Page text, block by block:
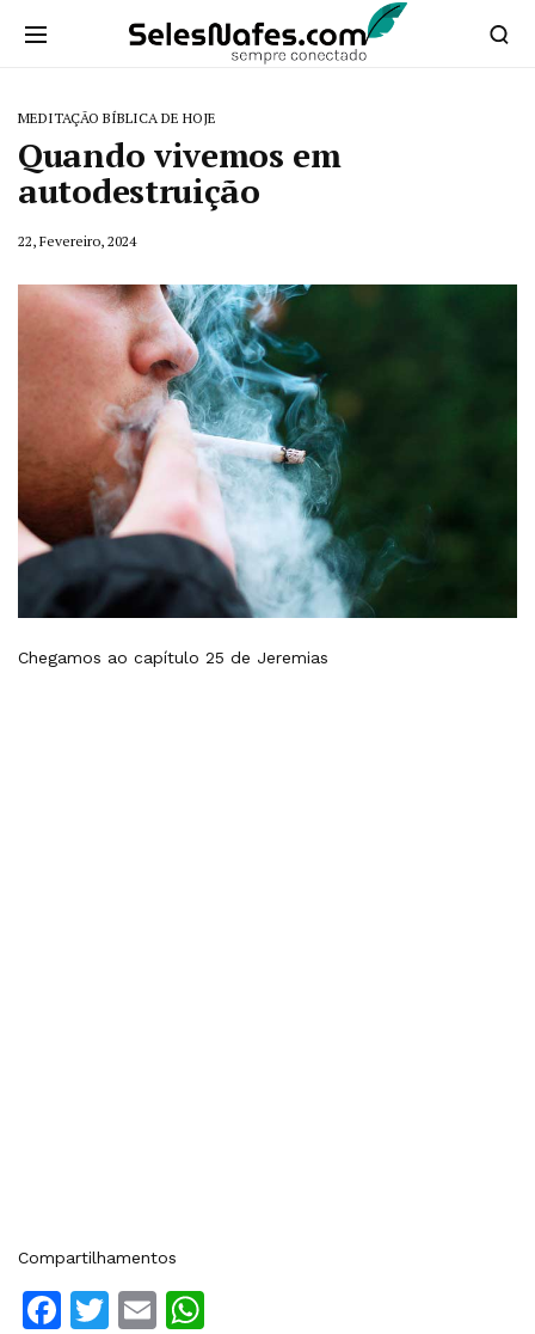
MEDITAÇÃO BÍBLICA DE HOJE
Quando vivemos em
autodestruição
22, Fevereiro, 2024
Chegamos ao capítulo 25 de Jeremias
Compartilhamentos
Facebook
Twitter
Email